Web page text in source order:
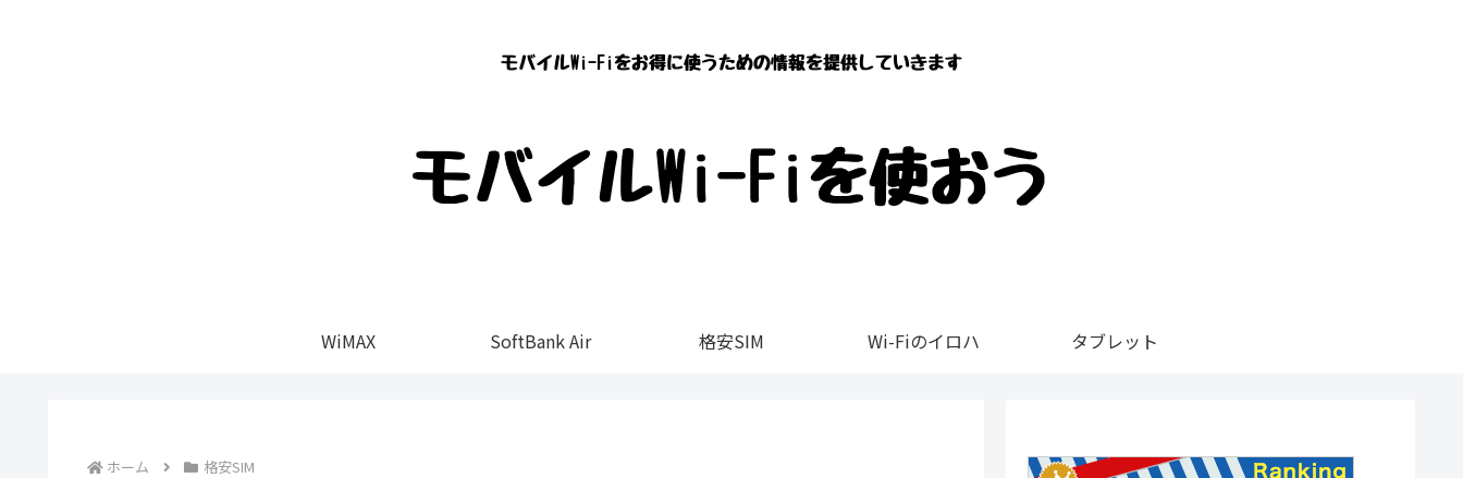
WiMAX SoftBank Air 格安SIM Wi-Fiのイロハ タブレット
ホーム 格安SIM